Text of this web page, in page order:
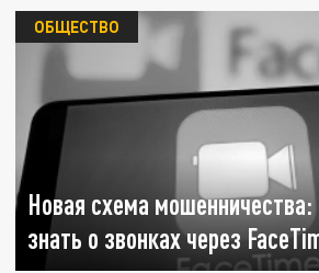
Новая схема
знать о звонках через
ОБЩЕСТВО